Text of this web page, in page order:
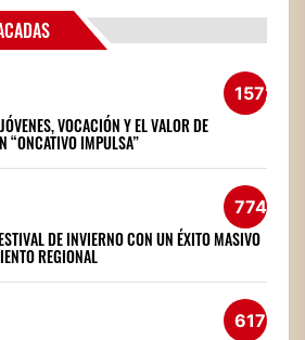
1572
VOCACIÓN Y EL VALOR DE
“ONCATIVO IMPULSA”
774
DE INVIERNO CON UN ÉXITO MASIVO
REGIONAL
617